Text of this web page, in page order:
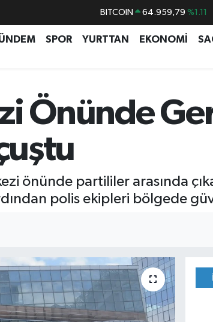
BITCOIN 64.959,79 %1.11
DOLAR 47,7436 %0.18
GRAM ALTIN 6660.55 %0.03
BİST100 13.779 %-14
SPOR YURTTAN EKONOMİ
Önünde
önünde partililer arasında
polis ekipleri bölgede